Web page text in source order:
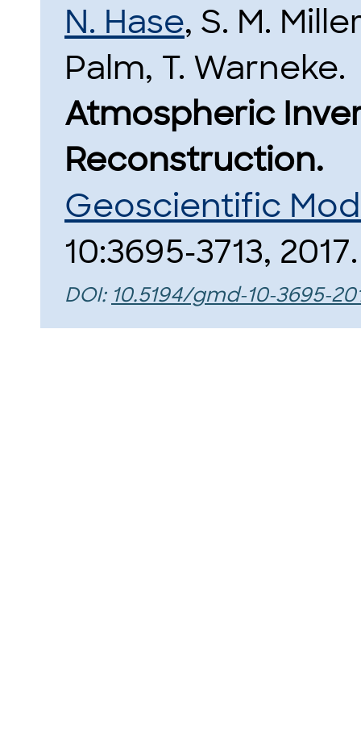
N. Hase, S. M.
Palm, T. Warneke.
Atmospheric
Reconstruction.
Geoscientific
10:3695-3713, 2017.
DOI: 10.5194/gmd-10-3695-